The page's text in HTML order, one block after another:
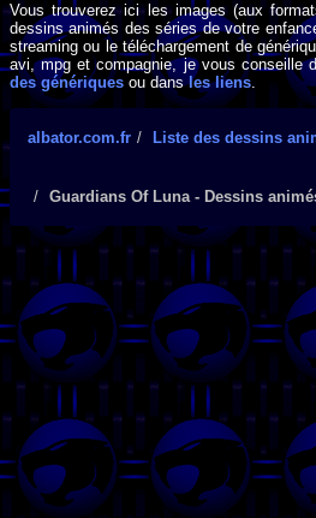
Vous trouverez ici les images (aux
dessins animés des séries de votre
streaming ou le téléchargement de
avi, mpg et compagnie, je vous conseille
des génériques ou dansles liens.
albator.com.fr Liste des dessins
Guardians Of Luna - Dessins